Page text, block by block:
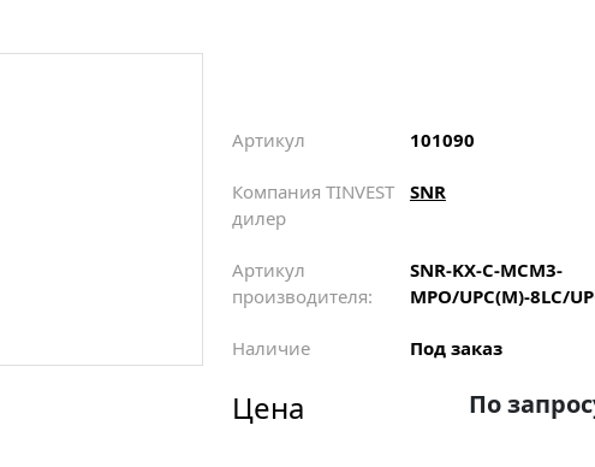
Артикул 101090
Компания TINVEST
дилер
SNR
Артикул
производителя:
SNR-KX-C-MCM3-
MPO/UPC(M)-8LC/
Наличие Под заказ
Цена По